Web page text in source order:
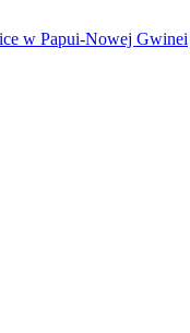
w Papui-Nowej Gwinei